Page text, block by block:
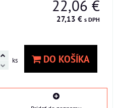
22,06 €
27,13 € s DPH
ks DO KOŠÍKA